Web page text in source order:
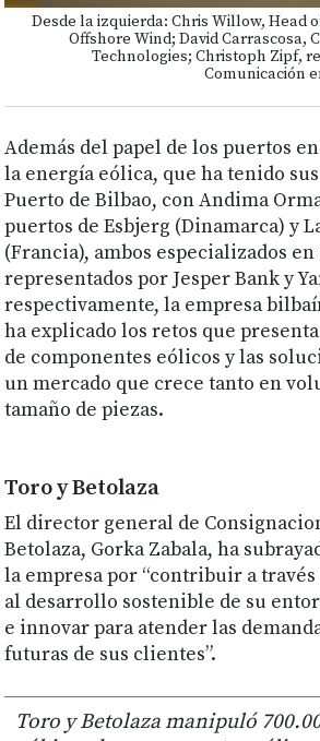
Desde la izquierda: Chris Willow, Head
Offshore Wind; David Carrascosa,
Technologies; Christoph Zipf,
Comunicación
Además del papel de los puertos
la energía eólica, que ha tenido
Puerto de Bilbao, con Andima
puertos de Esbjerg (Dinamarca) y
(Francia), ambos especializados
representados por Jesper Bank y
respectivamente, la empresa
ha explicado los retos que
de componentes eólicos y las
un mercado que crece tanto en
tamaño de piezas.
Toro y Betolaza
El director general de
Betolaza, Gorka Zabala, ha
la empresa por “contribuir a través
al desarrollo sostenible de su
e innovar para atender las
futuras de sus clientes”.
Toro y Betolaza manipuló